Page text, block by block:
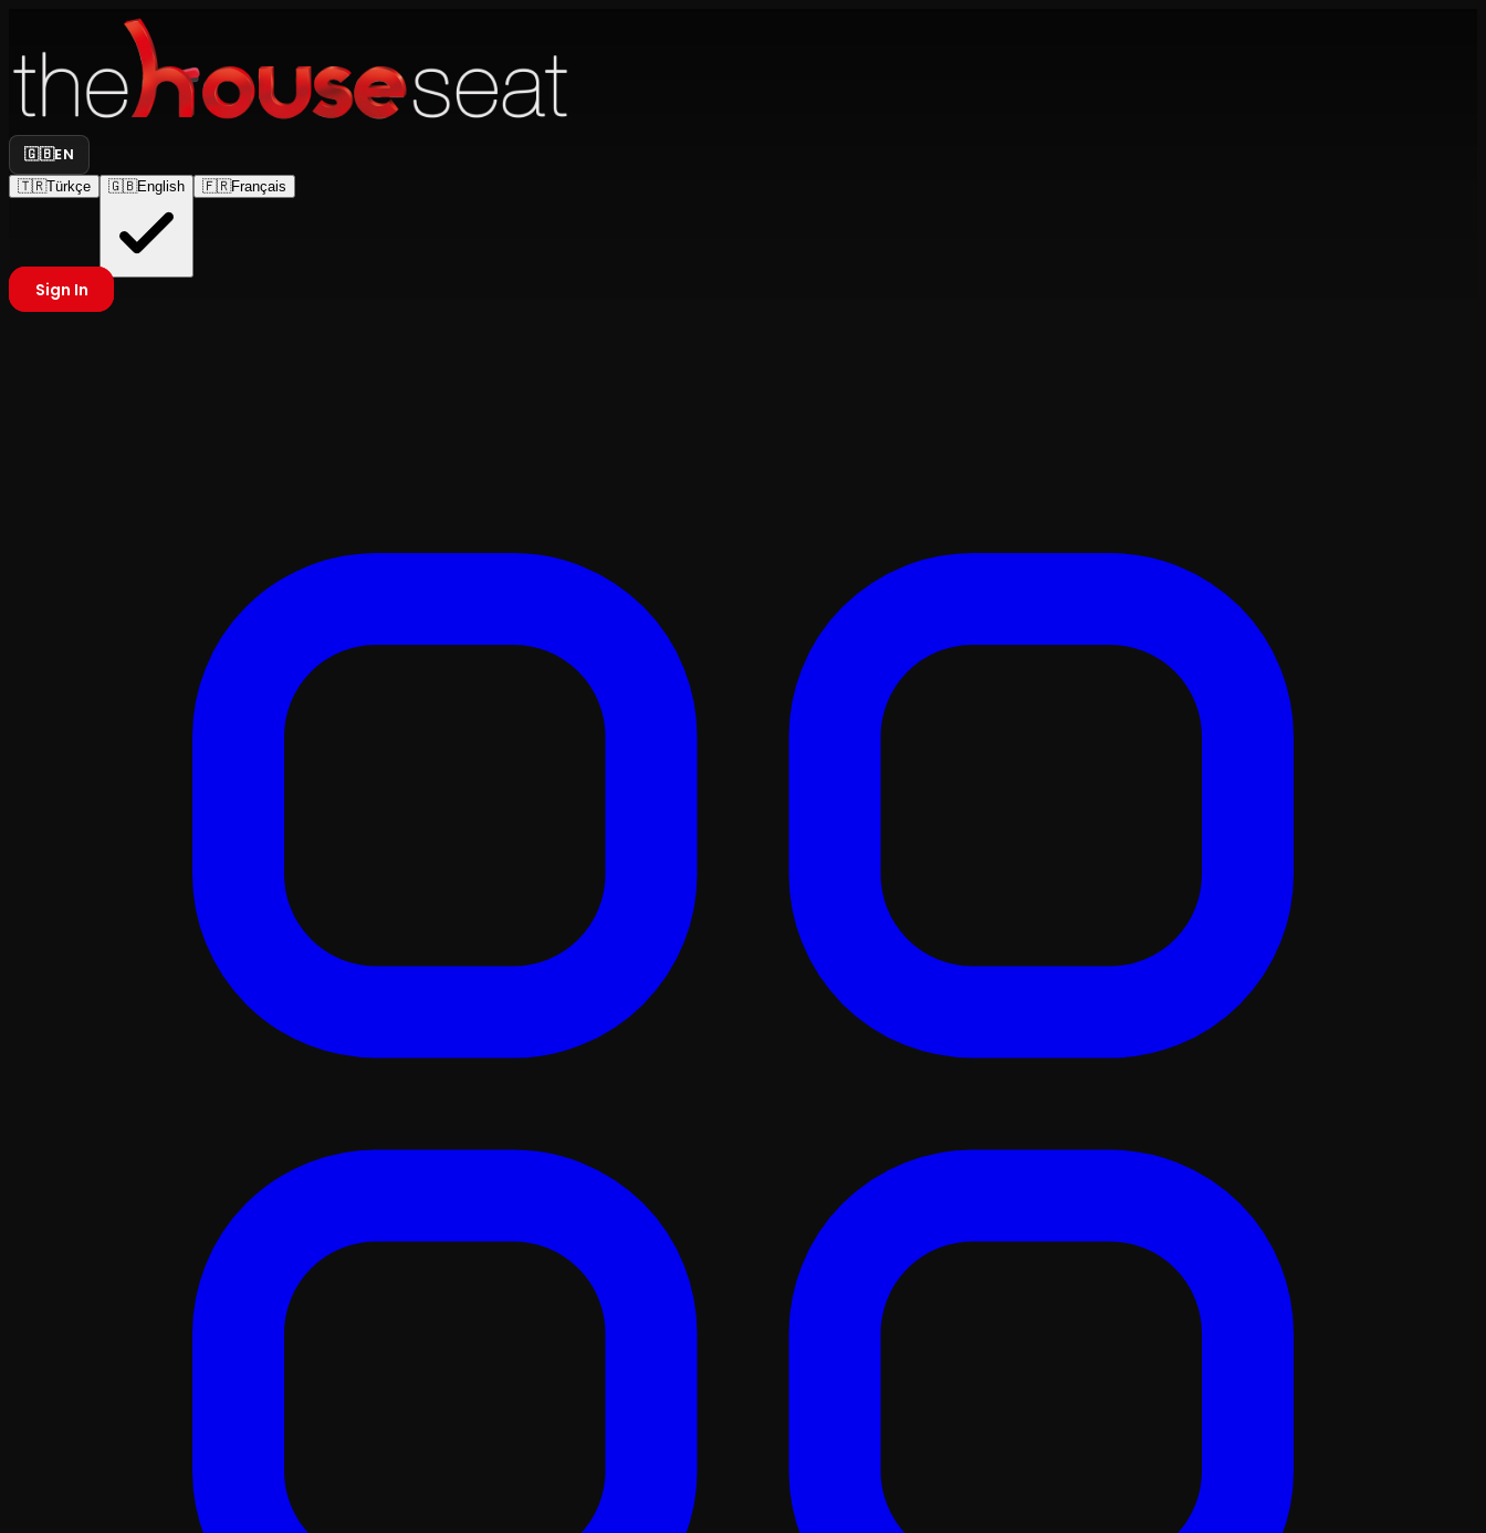
🇬🇧EN
🇹🇷Türkçe 🇬🇧English 🇫🇷Français
Sign In